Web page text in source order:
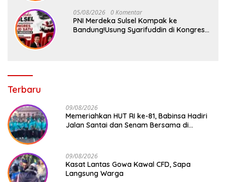
05/08/2026 0 Komentar
PNI Merdeka Sulsel Kompak ke
Bandung!Usung Syarifuddin di Kongres
Terbaru
09/08/2026
Memeriahkan HUT RI ke-81, Babinsa Hadiri
Jalan Santai dan Senam Bersama di
09/08/2026
Kasat Lantas Gowa Kawal CFD, Sapa
Langsung Warga